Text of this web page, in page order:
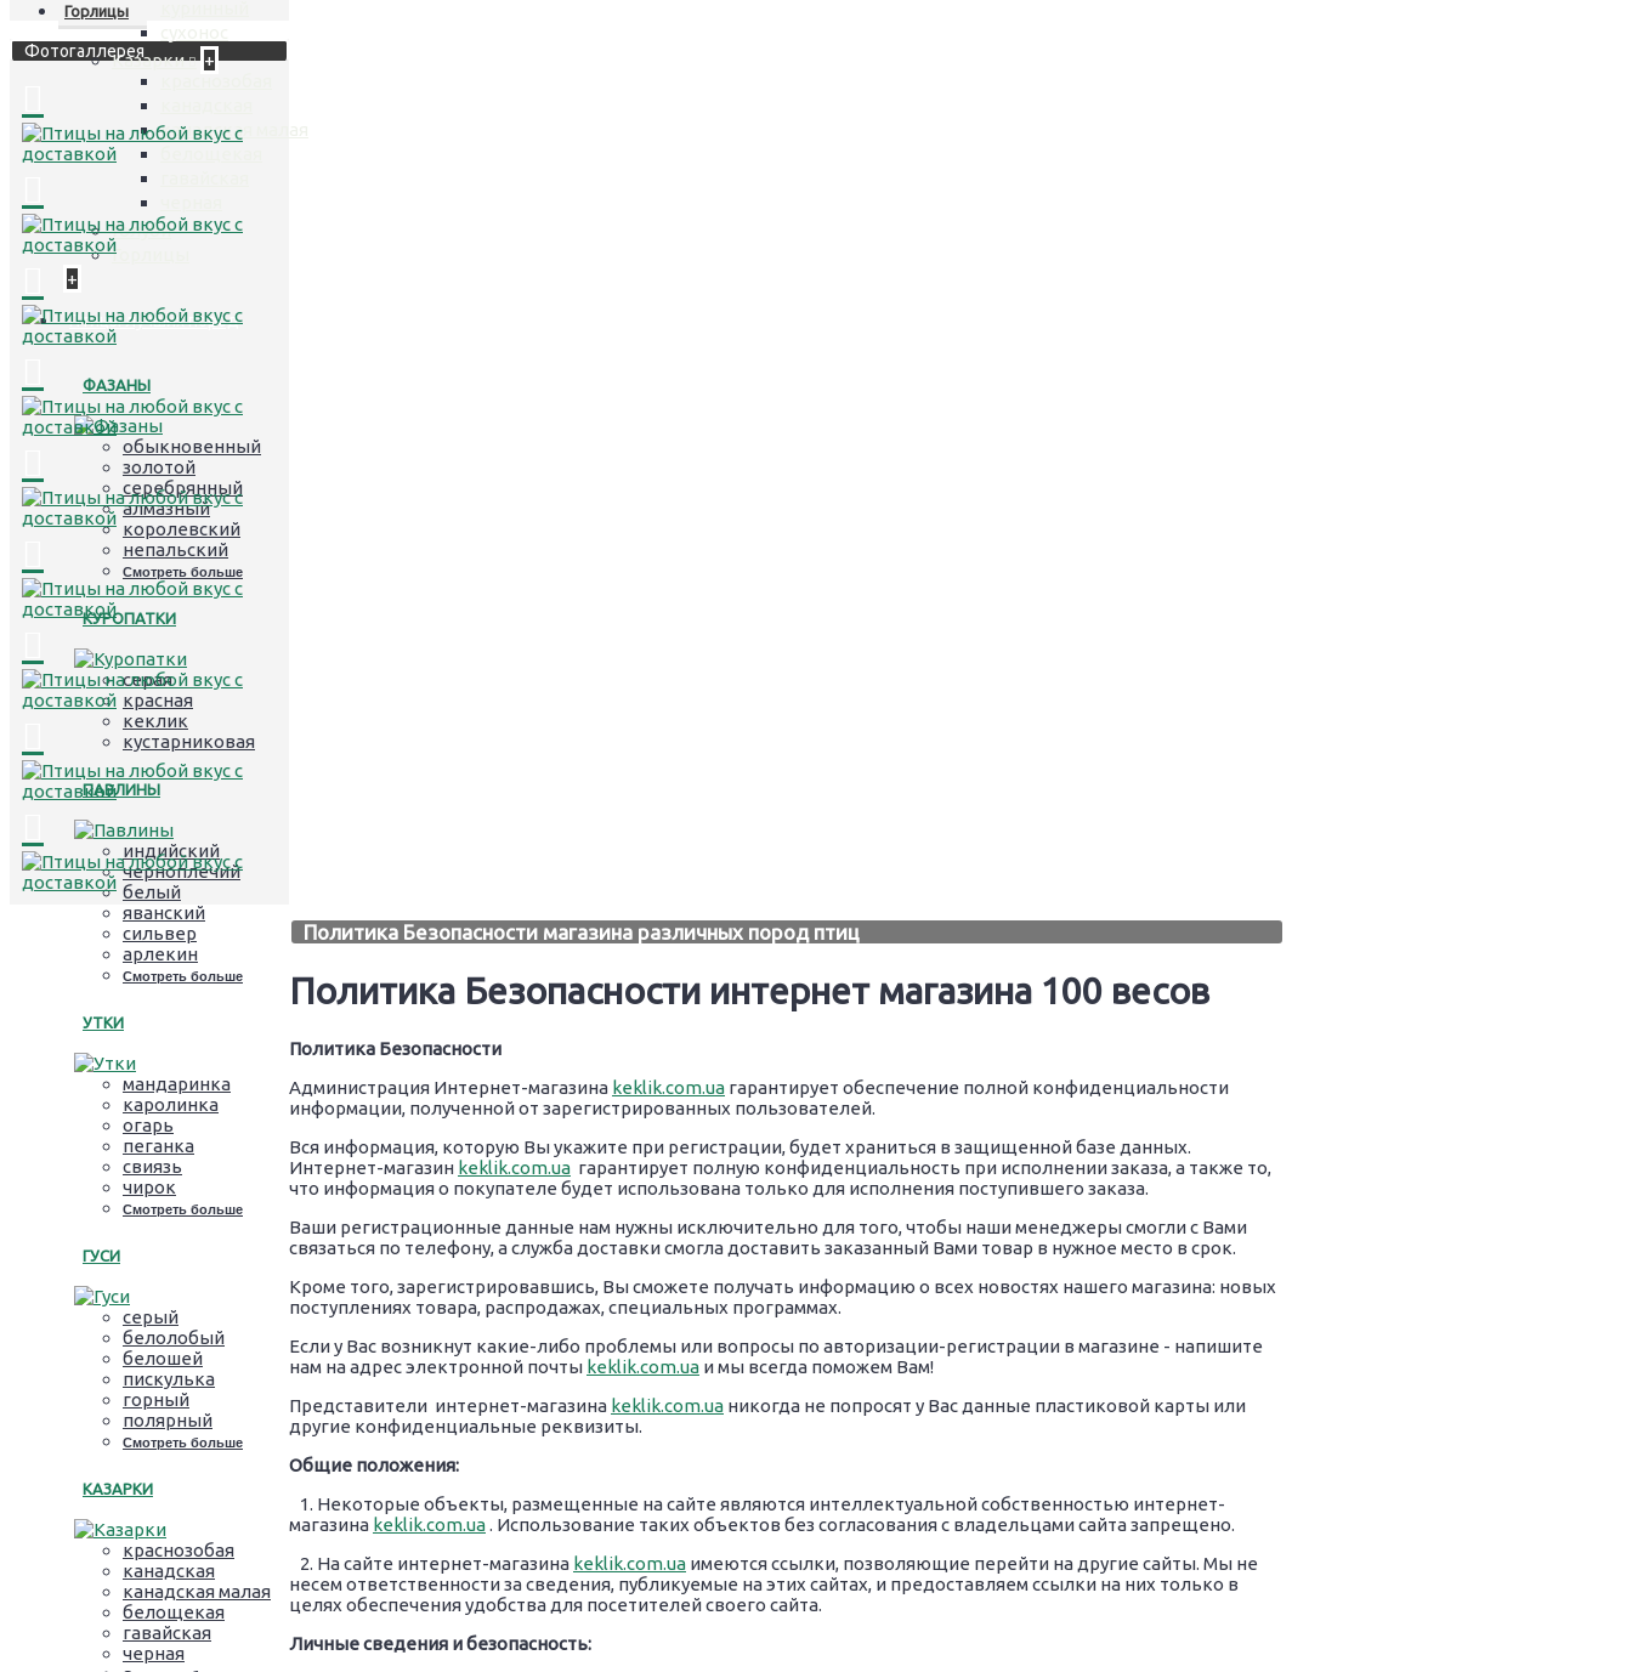
Казарки
+
канадская малая
Голуби
Горлицы
+
Птицы лучших пород
ФАЗАНЫ
обыкновенный
золотой
серебрянный
алмазный
королевский
непальский
Смотреть больше
КУРОПАТКИ
серая
красная
кеклик
кустарниковая
ПАВЛИНЫ
индийский
черноплечий
белый
яванский
сильвер
арлекин
Смотреть больше
УТКИ
мандаринка
каролинка
огарь
пеганка
свиязь
чирок
Смотреть больше
ГУСИ
серый
белолобый
белошей
пискулька
горный
полярный
Смотреть больше
КАЗАРКИ
краснозобая
канадская
канадская малая
белощекая
гавайская
черная
Горлицы
Фотогаллерея
Политика Безопасности магазина различных пород птиц
Политика Безопасности интернет магазина 100 весов
Политика Безопасности
Администрация Интернет-магазина keklik.com.ua гарантирует обеспечение полной конфиденциальности
информации, полученной от зарегистрированных пользователей.
Вся информация, которую Вы укажите при регистрации, будет храниться в защищенной базе данных.
Интернет-магазин keklik.com.ua гарантирует полную конфиденциальность при исполнении заказа, а также то,
что информация о покупателе будет использована только для исполнения поступившего заказа.
Ваши регистрационные данные нам нужны исключительно для того, чтобы наши менеджеры смогли с Вами
связаться по телефону, а служба доставки смогла доставить заказанный Вами товар в нужное место в срок.
Кроме того, зарегистрировавшись, Вы сможете получать информацию о всех новостях нашего магазина: новых
поступлениях товара, распродажах, специальных программах.
Если у Вас возникнут какие-либо проблемы или вопросы по авторизации-регистрации в магазине - напишите
нам на адрес электронной почты keklik.com.ua и мы всегда поможем Вам!
Представители интернет-магазина keklik.com.ua никогда не попросят у Вас данные пластиковой карты или
другие конфиденциальные реквизиты.
Общие положения:
1. Некоторые объекты, размещенные на сайте являются интеллектуальной собственностью интернет-
магазина keklik.com.ua. Использование таких объектов без согласования с владельцами сайта запрещено.
2. На сайте интернет-магазина keklik.com.ua имеются ссылки, позволяющие перейти на другие сайты. Мы не
несем ответственности за сведения, публикуемые на этих сайтах, и предоставляем ссылки на них только в
целях обеспечения удобства для посетителей своего сайта.
Личные сведения и безопасность: